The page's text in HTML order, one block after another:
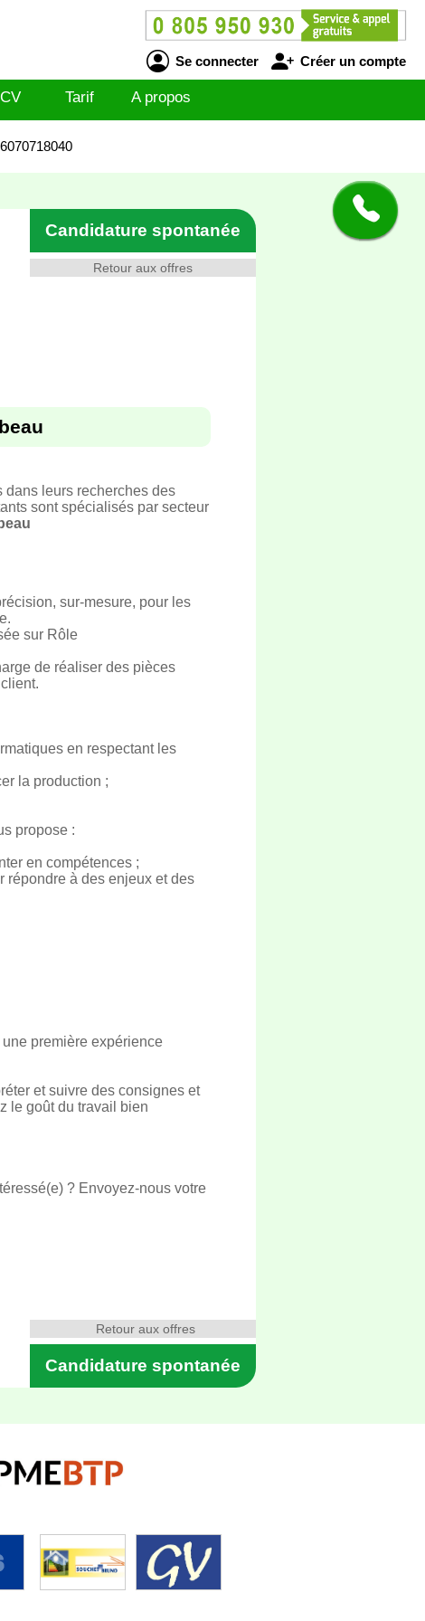
Se connecter Créer un compte
Tarif A propos
Retour aux offres
Candidature spontanée
dans leurs recherches des
sont spécialisés par secteur
sur-mesure, pour les
sur Rôle
de réaliser des pièces
en respectant les
la production ;
propose :
en compétences ;
répondre à des enjeux et des
première expérience
et suivre des consignes et
le goût du travail bien
? Envoyez-nous votre
Candidature spontanée
Retour aux offres